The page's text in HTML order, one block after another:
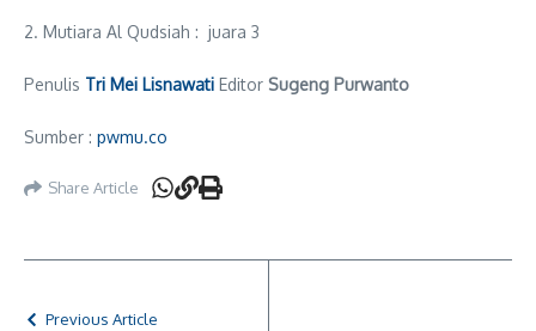
2. Mutiara Al Qudsiah : juara 3
Penulis Tri Mei Lisnawati Editor Sugeng Purwanto
Sumber : pwmu.co
Share Article
Previous Article